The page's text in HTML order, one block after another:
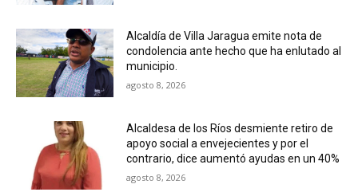
Alcaldía de Villa Jaragua emite nota de
condolencia ante hecho que ha enlutado al
municipio.
agosto 8, 2026
Alcaldesa de los Ríos desmiente retiro de
apoyo social a envejecientes y por el
contrario, dice aumentó ayudas en un 40%
agosto 8, 2026